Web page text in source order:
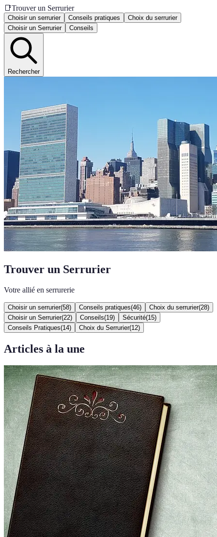
📑Trouver un Serrurier
Choisir un serrurier Conseils pratiques
Choix du serrurier
Choisir un Serrurier
Conseils
Rechercher
Trouver un Serrurier
Votre allié en serrurerie
Choisir un serrurier(58) Conseils pratiques(46) Choix du serrurier(28)
Choisir un Serrurier(22) Conseils(19) Sécurité(15)
Conseils Pratiques(14) Choix du Serrurier(12)
Articles à la une